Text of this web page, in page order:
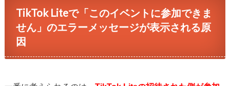
TikTok Liteで「このイベントに参加できま
せん」のエラーメッセージが表示される原
因